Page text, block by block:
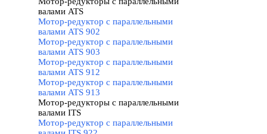
валами ATS
Мотор-редуктор с параллельными
валами ATS 902
Мотор-редуктор с параллельными
валами ATS 903
Мотор-редуктор с параллельными
валами ATS 912
Мотор-редуктор с параллельными
валами ATS 913
Мотор-редукторы с параллельными
валами ITS
Мотор-редуктор с параллельными